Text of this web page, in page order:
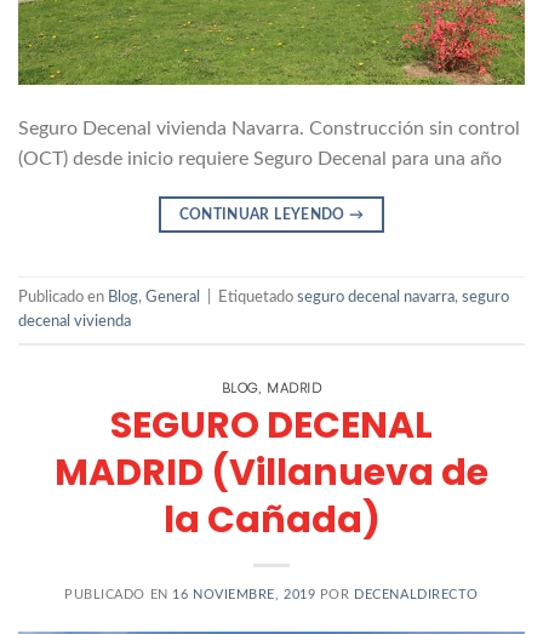
Seguro Decenal vivienda Navarra. Construcción sin control
(OCT) desde inicio requiere Seguro Decenal para una año
CONTINUAR LEYENDO→
Publicado en Blog, General Etiquetado seguro decenal navarra, seguro
decenal vivienda
BLOG, MADRID
SEGURO DECENAL
MADRID (Villanueva de
la Cañada)
PUBLICADO EN 16 NOVIEMBRE, 2019 POR DECENALDIRECTO